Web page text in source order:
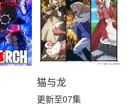
猫与龙
更新至07集